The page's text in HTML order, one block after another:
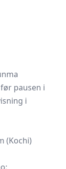
pausen i
i
(Kochi)